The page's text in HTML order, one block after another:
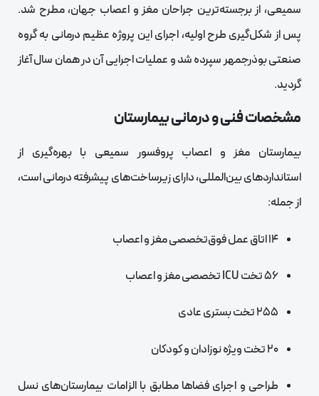
سمیعی، از برجسته‌ترین جراحان مغز و اعصاب جهان، مطرح شد.
پس از شکل‌گیری طرح اولیه، اجرای این پروژه عظیم درمانی به گروه
صنعتی بوذرجمهر سپرده شد و عملیات اجرایی آن در همان سال آغاز
گردید.
مشخصات فنی و درمانی بیمارستان
بیمارستان مغز و اعصاب پروفسور سمیعی با بهره‌گیری از
استانداردهای بین‌المللی، دارای زیرساخت‌های پیشرفته درمانی است،
از جمله:
۱۴ اتاق عمل فوق‌تخصصی مغز و اعصاب
۵۶ تخت ICU تخصصی مغز و اعصاب
۲۵۵ تخت بستری عادی
۲۰ تخت ویژه نوزادان و کودکان
طراحی و اجرای فضاها مطابق با الزامات بیمارستان‌های نسل